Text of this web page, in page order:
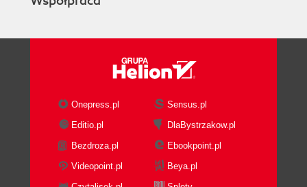
Onepress.pl
Sensus.pl
Editio.pl
DlaBystrzakow.pl
Bezdroza.pl
Ebookpoint.pl
Videopoint.pl
Beya.pl